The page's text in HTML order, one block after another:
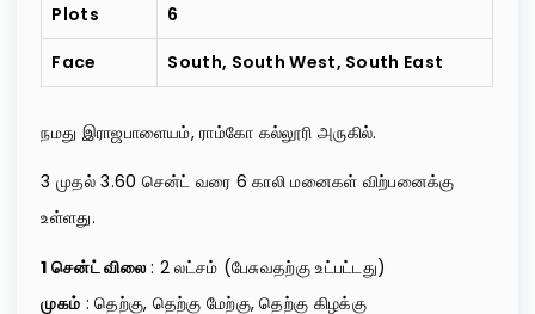
Plots
6
Face
South, South West, South East
நமது இராஜபாளையம், ராம்கோ கல்லூரி அருகில்.
3 முதல் 3.60 சென்ட் வரை 6 காலி மனைகள் விற்பனைக்கு
உள்ளது.
1 சென்ட் விலை: 2 லட்சம் (பேசுவதற்கு உட்பட்டது)
முகம் : தெற்கு, தெற்கு மேற்கு, தெற்கு கிழக்கு